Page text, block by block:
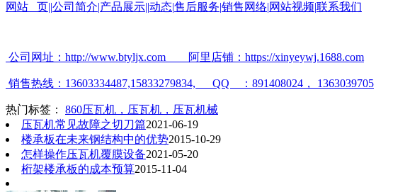
网站 页||公司简介|产品展示||动态|售后服务|销售网络|网站视频|联系我们
公司网址： http://www.btyljx.com 阿里店铺： https://xinyeywj.1688.com
销售热线： 13603334487,15833279834, QQ ： 891408024 ， 1363039705
热门标签： 860压瓦机，压瓦机，压瓦机械
压瓦机常见故障之切刀篇2021-06-19
楼承板在未来钢结构中的优势2015-10-29
怎样操作压瓦机覆膜设备2021-05-20
桁架楼承板的成本预算2015-11-04